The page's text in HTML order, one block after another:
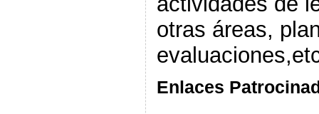
otras áreas,
Enlaces